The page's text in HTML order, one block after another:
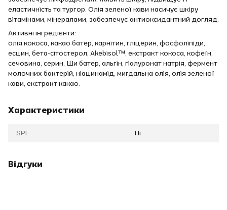
еластичність та тургор. Олія зеленої кави насичує шкіру
вітамінами, мінералами, забезпечує антиоксидантний догляд.
Активні інгредієнти:
олія кокоса, какао батер, карнітин, гліцерин, фосфоліпіди,
есцин, бета-сітостерол, Akebisol™, екстракт кокоса, кофеїн,
сечовина, серин, Ши батер, альгін, гіалуронат натрія, фермент
молочних бактерій, ніацинамід, мигдальна олія, олія зеленої
кави, екстракт какао.
Характеристики
SPF Ні
Відгуки